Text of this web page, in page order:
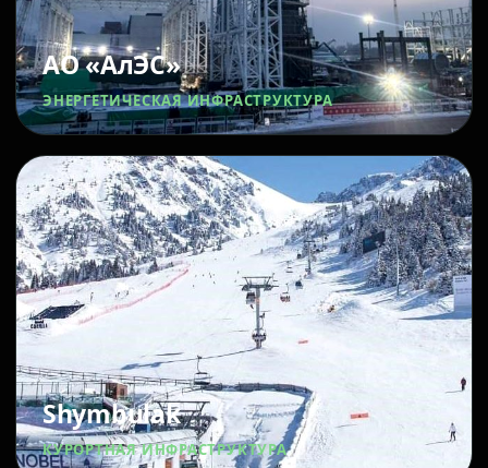
АО «АлЭС»
ЭНЕРГЕТИЧЕСКАЯ ИНФРАСТРУКТУРА
Shymbulak
КУРОРТНАЯ ИНФРАСТРУКТУРА